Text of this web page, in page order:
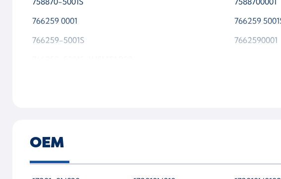
766259 0001
766259
766259-5001S
7662590001
OEM